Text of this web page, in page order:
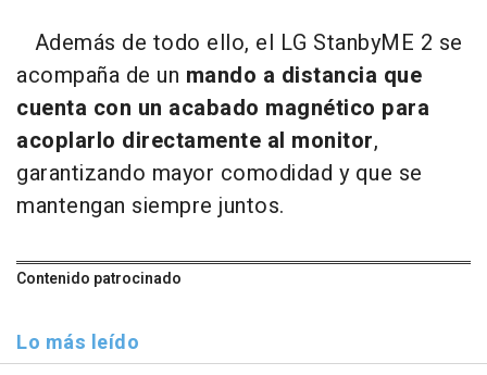
Además de todo ello, el LG StanbyME 2 se
acompaña de un mando a distancia que
cuenta con un acabado magnético para
acoplarlo directamente al monitor,
garantizando mayor comodidad y que se
mantengan siempre juntos.
Contenido patrocinado
Lo más leído